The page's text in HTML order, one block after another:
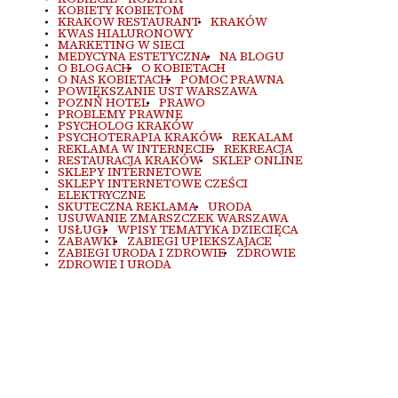
KOBIETY KOBIETOM
KRAKOW RESTAURANT KRAKÓW
KWAS HIALURONOWY
MARKETING W SIECI
MEDYCYNA ESTETYCZNA NA BLOGU
O BLOGACH O KOBIETACH
O NAS KOBIETACH POMOC PRAWNA
POWIĘKSZANIE UST WARSZAWA
POZNŃ HOTEL PRAWO
PROBLEMY PRAWNE
PSYCHOLOG KRAKÓW
PSYCHOTERAPIA KRAKÓW REKALAM
REKLAMA W INTERNECIE REKREACJA
RESTAURACJA KRAKÓW SKLEP ONLINE
SKLEPY INTERNETOWE
SKLEPY INTERNETOWE CZEŚCI
ELEKTRYCZNE
SKUTECZNA REKLAMA URODA
USUWANIE ZMARSZCZEK WARSZAWA
USŁUGI WPISY TEMATYKA DZIECIĘCA
ZABAWKI ZABIEGI UPIEKSZAJACE
ZABIEGI URODA I ZDROWIE ZDROWIE
ZDROWIE I URODA